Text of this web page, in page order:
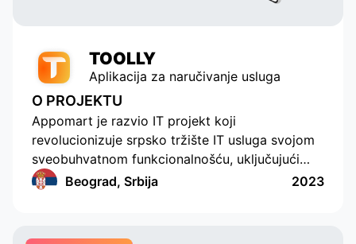
TOOLLY
Aplikacija za naručivanje usluga
O PROJEKTU
Appomart je razvio IT projekt koji
revolucionizuje srpsko tržište IT usluga svojom
sveobuhvatnom funkcionalnošću, uključujući
mogućnost formiranja odgovora sa sopstvenom
sistema za plaćanje, jasan dizajn, razumljiv
Beograd, Srbija 2023